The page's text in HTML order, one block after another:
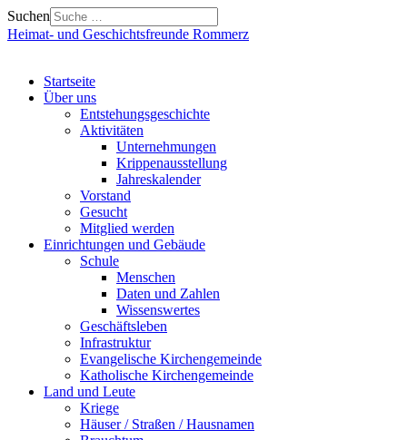
Suchen
Heimat- und Geschichtsfreunde Rommerz
Startseite
Über uns
Entstehungsgeschichte
Aktivitäten
Unternehmungen
Krippenausstellung
Jahreskalender
Vorstand
Gesucht
Mitglied werden
Einrichtungen und Gebäude
Schule
Menschen
Daten und Zahlen
Wissenswertes
Geschäftsleben
Infrastruktur
Evangelische Kirchengemeinde
Katholische Kirchengemeinde
Land und Leute
Kriege
Häuser / Straßen / Hausnamen